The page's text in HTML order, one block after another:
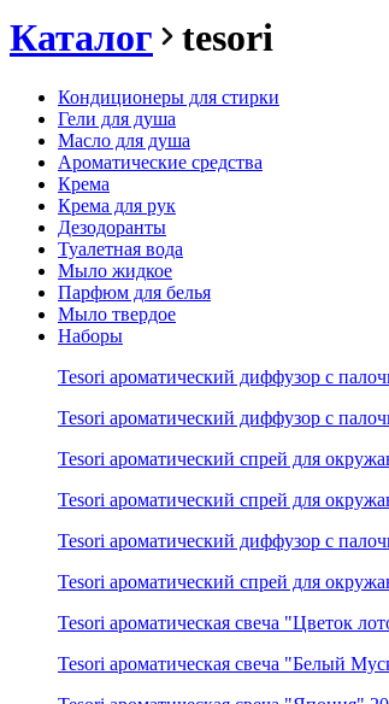
Каталог tesori
Кондиционеры для стирки
Гели для душа
Масло для душа
Ароматические средства
Крема
Крема для рук
Дезодоранты
Туалетная вода
Мыло жидкое
Парфюм для белья
Мыло твердое
Наборы
Tesori ароматический диффузор с
Tesori ароматический диффузор с
Tesori ароматический спрей для
Tesori ароматический спрей для
Tesori ароматический диффузор с
Tesori ароматический спрей для
Tesori ароматическая свеча "Цветок
Tesori ароматическая свеча "Белый